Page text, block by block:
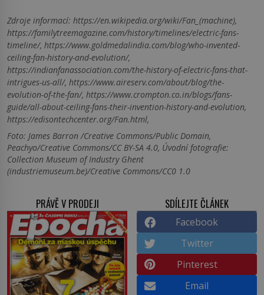
Zdroje informací: https://en.wikipedia.org/wiki/Fan_(machine),
https://familytreemagazine.com/history/timelines/electric-fans-
timeline/, https://www.goldmedalindia.com/blog/who-invented-
ceiling-fan-history-and-evolution/,
https://indianfanassociation.com/the-history-of-electric-fans-that-
intrigues-us-all/, https://www.aireserv.com/about/blog/the-
evolution-of-the-fan/, https://www.crompton.co.in/blogs/fans-
guide/all-about-ceiling-fans-their-invention-history-and-evolution,
https://edisontechcenter.org/Fan.html,
Foto: James Barron /Creative Commons/Public Domain,
Peachyo/Creative Commons/CC BY-SA 4.0, Úvodní fotografie:
Collection Museum of Industry Ghent
(industriemuseum.be)/Creative Commons/CC0 1.0
PRÁVĚ V PRODEJI SDÍLEJTE ČLÁNEK
Facebook
Twitter
Pinterest
Email